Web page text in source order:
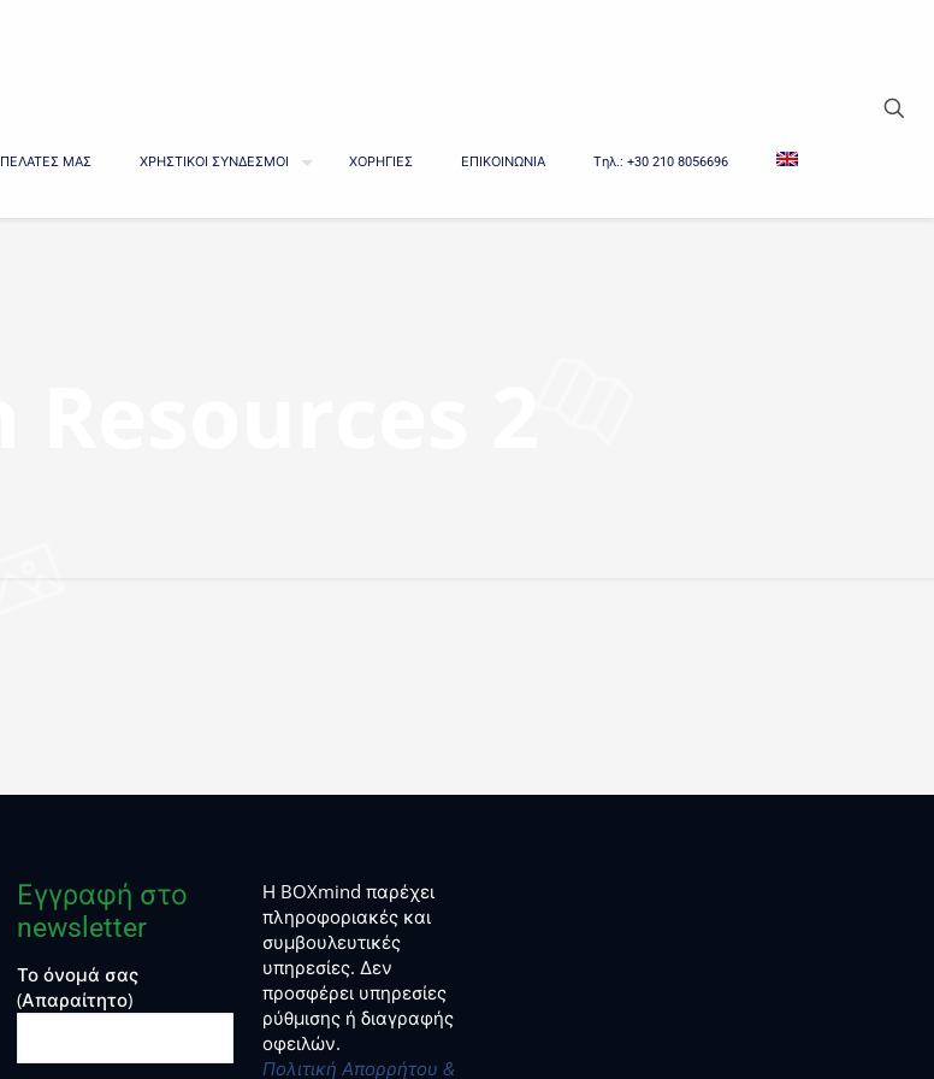
ΠΕΛΑΤΕΣ ΜΑΣ ΧΡΗΣΤΙΚΟΙ ΣΥΝΔΕΣΜΟΙ ΧΟΡΗΓΙΕΣ ΕΠΙΚΟΙΝΩΝΙΑ Tηλ.: +30 210 8056696
Εγγραφή στο
newsletter
Το όνομά σας
(Απαραίτητο)
Η BOXmind παρέχει
πληροφοριακές και
συμβουλευτικές
υπηρεσίες. Δεν
προσφέρει υπηρεσίες
ρύθμισης ή διαγραφής
οφειλών.
Πολιτική Απορρήτου &